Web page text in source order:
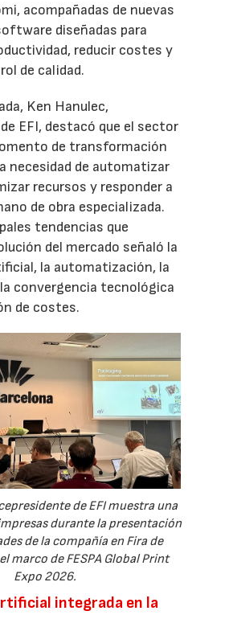
acompañadas de nuevas
diseñadas para
reducir costes y
de calidad.
Ken Hanulec,
EFI, destacó que el sector
de transformación
necesidad de automatizar
recursos y responder a
de obra especializada.
tendencias que
del mercado señaló la
la automatización, la
convergencia tecnológica
de costes.
de EFI muestra una
durante la presentación
de la compañía en Fira de
marco de FESPA Global Print
Expo 2026.
integrada en la